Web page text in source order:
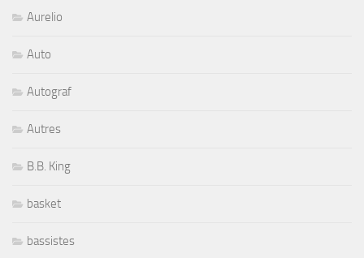
Aurelio
Auto
Autograf
Autres
B.B. King
basket
bassistes